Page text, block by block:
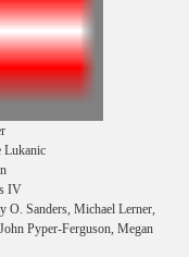
Lukanic
IV
O. Sanders, Michael Lerner,
Pyper-Ferguson, Megan